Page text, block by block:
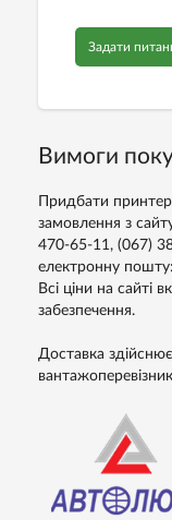
Задати
Вимоги
Придбати
замовлення з
470-65-11, (067)
електронну пошту:
Всі ціни на сайті
забезпечення.
Доставка